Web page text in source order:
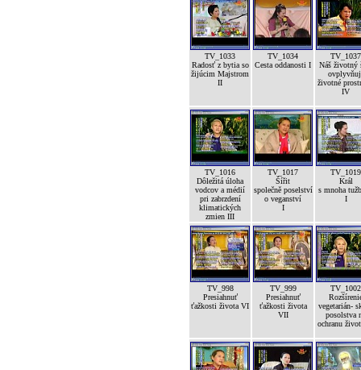
TV_1033
Radosť z bytia so
žijúcim Majstrom
II
TV_1034
Cesta oddanosti I
TV_1037
Náš životný
životné
IV
TV_1016
Dôležitá úloha
vodcov a médií
pri zabrzdení
klimatických
zmien III
TV_1017
Šířit
společně poselství
o veganství
I
TV_1019
Král
s mnoha
I
TV_998
Presiahnuť
ťažkosti života VI
TV_999
Presiahnuť
ťažkosti života
VII
TV_1002
vegetarián-
posolstva
ochranu